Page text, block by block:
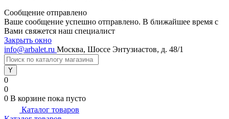
Сообщение отправлено
Ваше сообщение успешно отправлено. В ближайшее время с
Вами свяжется наш специалист
Закрыть окно
info@arbalet.ru Москва, Шоссе Энтузиастов, д. 48/1
0
0
0 В корзине пока пусто
Каталог товаров